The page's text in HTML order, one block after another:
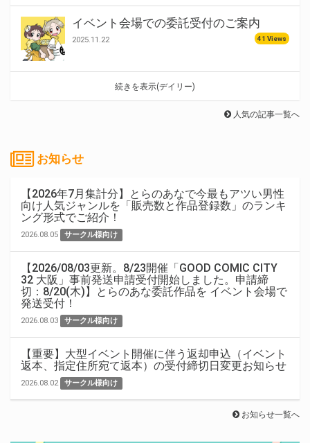
イベント会場での委託受付のご案内
2025.11.22 41 Views
続きを表示(デイリー)
人気の記事一覧へ
お知らせ
【2026年7月集計分】とらのあなで今最もアツい男性
向け人気ジャンルを「販売数と作品登録数」のランキ
ング形式でご紹介！
2026.08.05 サークル様向け
【2026/08/03更新。8/23開催「GOOD COMIC CITY
32 大阪」事前発送申請受付開始しました。申請締
切：8/20(木)】とらのあな委託作品を イベント会場で
発送受付！
2026.08.03 サークル様向け
【重要】大型イベント開催に伴う返却申込（イベント
返本、指定住所宛て返本）の受付締切日変更お知らせ
2026.08.02 サークル様向け
お知らせ一覧へ